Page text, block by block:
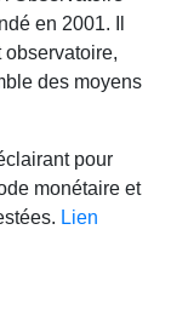
en 2001. Il
des moyens
pour
monétaire et
Lien